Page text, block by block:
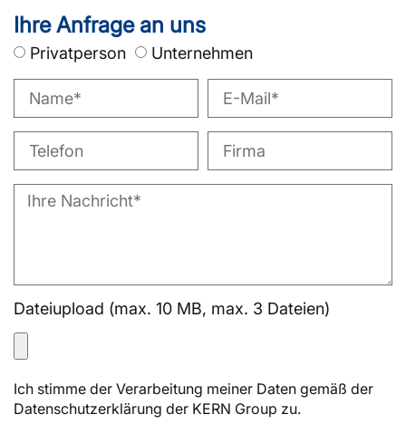
Ihre Anfrage an uns
Privatperson Unternehmen
Dateiupload (max. 10 MB, max. 3 Dateien)
Ich stimme der Verarbeitung meiner Daten gemäß der
Datenschutzerklärung der KERN Group zu.